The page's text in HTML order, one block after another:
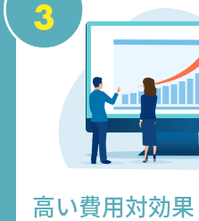
高い費用対効果